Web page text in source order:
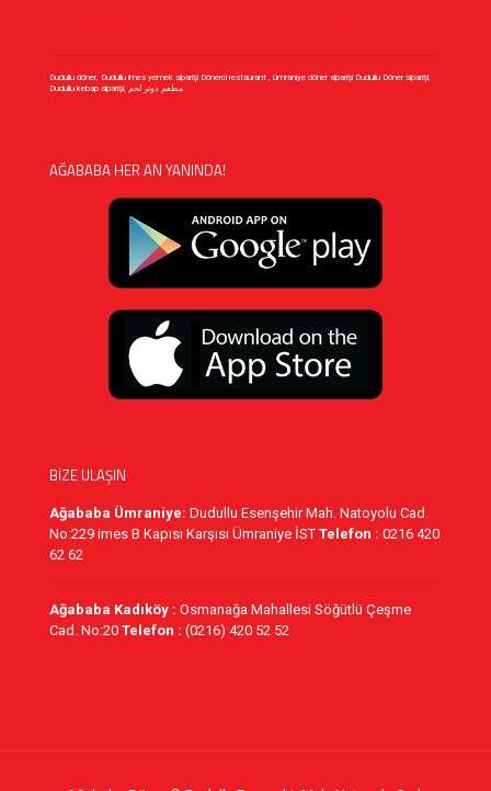
Dudullu döner, Dudullu imes yemek siparişi Dönerci restaurant , ümraniye döner siparişi Dudullu Döner siparişi,
Dudullu kebap siparişi, مطعم دونر لحم
AĞABABA HER AN YANINDA!
BİZE ULAŞIN
Ağababa Ümraniye: Dudullu Esenşehir Mah. Natoyolu Cad.
No:229 imes B Kapısı Karşısı Ümraniye İST Telefon : 0216 420
62 62
Ağababa Kadıköy : Osmanağa Mahallesi Söğütlü Çeşme
Cad. No:20 Telefon : (0216) 420 52 52